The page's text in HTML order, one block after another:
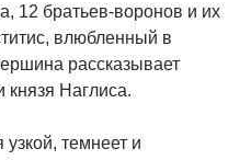
12 братьев-воронов и их
влюбленный в
рассказывает
князя Наглиса.
узкой, темнеет и